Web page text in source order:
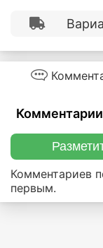
Комментариев
первым.